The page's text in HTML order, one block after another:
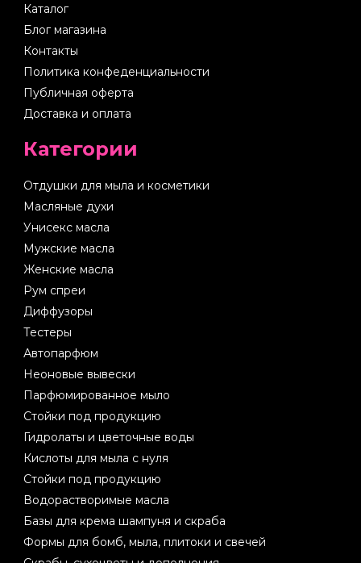
Каталог
Блог магазина
Контакты
Политика конфеденциальности
Публичная оферта
Доставка и оплата
Категории
Отдушки для мыла и косметики
Масляные духи
Унисекс масла
Мужские масла
Женские масла
Рум спреи
Диффузоры
Тестеры
Автопарфюм
Неоновые вывески
Парфюмированное мыло
Стойки под продукцию
Гидролаты и цветочные воды
Кислоты для мыла с нуля
Стойки под продукцию
Водорастворимые масла
Базы для крема шампуня и скраба
Формы для бомб, мыла, плитоки и свечей